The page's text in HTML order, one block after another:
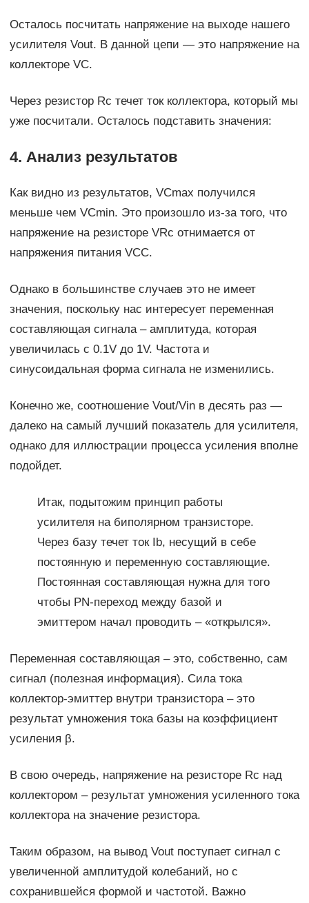
Осталось посчитать напряжение на выходе нашего
усилителя Vout. В данной цепи — это напряжение на
коллекторе VC.
Через резистор Rc течет ток коллектора, который мы
уже посчитали. Осталось подставить значения:
4. Анализ результатов
Как видно из результатов, VCmax получился
меньше чем VCmin. Это произошло из-за того, что
напряжение на резисторе VRc отнимается от
напряжения питания VCC.
Однако в большинстве случаев это не имеет
значения, поскольку нас интересует переменная
составляющая сигнала – амплитуда, которая
увеличилась c 0.1V до 1V. Частота и
синусоидальная форма сигнала не изменились.
Конечно же, соотношение Vout/Vin в десять раз —
далеко на самый лучший показатель для усилителя,
однако для иллюстрации процесса усиления вполне
подойдет.
Итак, подытожим принцип работы
усилителя на биполярном транзисторе.
Через базу течет ток Ib, несущий в себе
постоянную и переменную составляющие.
Постоянная составляющая нужна для того
чтобы PN-переход между базой и
эмиттером начал проводить – «открылся».
Переменная составляющая – это, собственно, сам
сигнал (полезная информация). Сила тока
коллектор-эмиттер внутри транзистора – это
результат умножения тока базы на коэффициент
усиления β.
В свою очередь, напряжение на резисторе Rc над
коллектором – результат умножения усиленного тока
коллектора на значение резистора.
Таким образом, на вывод Vout поступает сигнал с
увеличенной амплитудой колебаний, но с
сохранившейся формой и частотой. Важно